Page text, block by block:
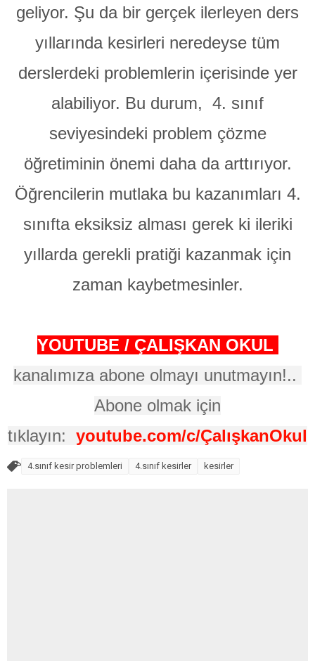
geliyor. Şu da bir gerçek ilerleyen ders
yıllarında kesirleri neredeyse tüm
derslerdeki problemlerin içerisinde yer
alabiliyor. Bu durum, 4. sınıf
seviyesindeki problem çözme
öğretiminin önemi daha da arttırıyor.
Öğrencilerin mutlaka bu kazanımları 4.
sınıfta eksiksiz alması gerek ki ileriki
yıllarda gerekli pratiği kazanmak için
zaman kaybetmesinler.
YOUTUBE / ÇALIŞKAN OKUL
kanalımıza abone olmayı unutmayın!..
Abone olmak için
tıklayın: youtube.com/c/ÇalışkanOkul
4.sınıf kesir problemleri 4.sınıf kesirler kesirler